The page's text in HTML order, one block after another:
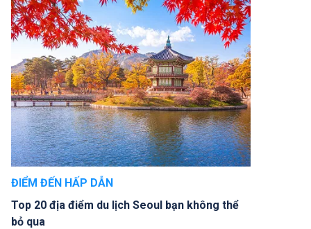
ĐIỂM ĐẾN HẤP DẪN
Top 20 địa điểm du lịch Seoul bạn không thể
bỏ qua